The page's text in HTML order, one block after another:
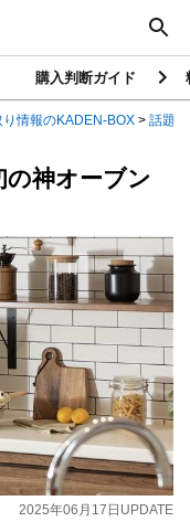
購入判断ガイド
情報のKADEN-BOX > 話題
神オーブン
2025年06月17日 UPDATE